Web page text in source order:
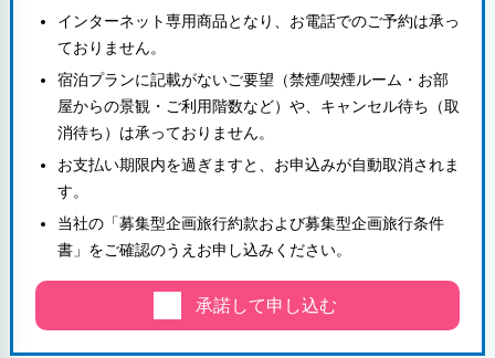
インターネット専用商品となり、お電話でのご予約は承っ
ておりません。
宿泊プランに記載がないご要望（禁煙/喫煙ルーム・お部
屋からの景観・ご利用階数など）や、キャンセル待ち（取
消待ち）は承っておりません。
お支払い期限内を過ぎますと、お申込みが自動取消されま
す。
当社の「募集型企画旅行約款および募集型企画旅行条件
書」をご確認のうえお申し込みください。
承諾して申し込む